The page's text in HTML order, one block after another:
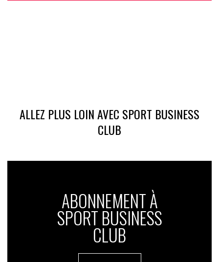
ALLEZ PLUS LOIN AVEC SPORT BUSINESS
CLUB
ABONNEMENT À
SPORT BUSINESS
CLUB